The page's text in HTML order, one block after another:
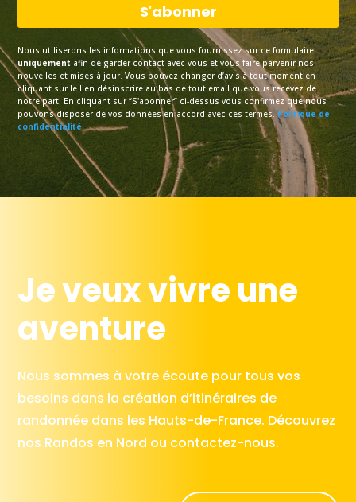
S'abonner
Nous utiliserons les informations que vous fournissez sur ce formulaire
uniquement afin de garder contact avec vous et vous faire parvenir nos
nouvelles et mises à jour. Vous pouvez changer d’avis à tout moment en
cliquant sur le lien désinscrire au bas de tout email que vous recevez de
notre part. En cliquant sur “S'abonner” ci-dessus vous confirmez que nous
pouvons disposer de vos données en accord avec ces termes.Politique de
confidentialité
Je veux vivre une
aventure
Nous sommes à votre écoute pour tous vos
besoins dans la création d’itinéraires de
randonnée dans les Hauts-de-France. Découvrez
nos Randos en Nord ou contactez-nous.